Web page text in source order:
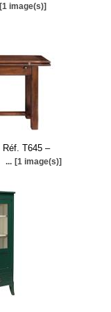
[1 image(s)]
Réf. T645 –
... [1 image(s)]